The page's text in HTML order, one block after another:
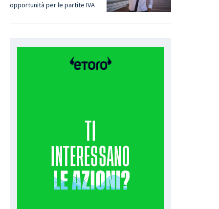
opportunità per le partite IVA